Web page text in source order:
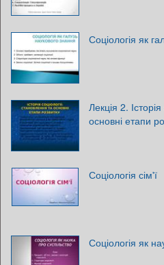
Соціологія як
Лекція 2.
основні етапи
Соціологія сім'ї
Соціологія як